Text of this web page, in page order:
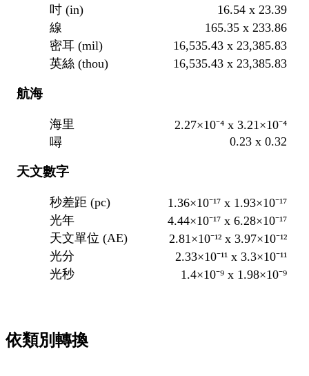
吋 (in)
16.54 x 23.39
線
165.35 x 233.86
密耳 (mil)
16,535.43 x 23,385.83
英絲 (thou)
16,535.43 x 23,385.83
航海
海里
2.27×10⁻⁴ x 3.21×10⁻⁴
噚
0.23 x 0.32
天文數字
秒差距 (pc)
1.36×10⁻¹⁷ x 1.93×10⁻¹⁷
光年
4.44×10⁻¹⁷ x 6.28×10⁻¹⁷
天文單位 (AE)
2.81×10⁻¹² x 3.97×10⁻¹²
光分
2.33×10⁻¹¹ x 3.3×10⁻¹¹
光秒
1.4×10⁻⁹ x 1.98×10⁻⁹
依類別轉換